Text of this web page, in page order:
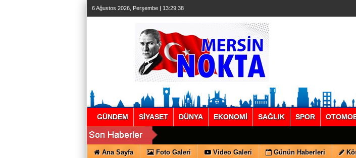
6 Ağustos 2026, Perşembe | 13:29:39
GÜNDEM SİYASET DÜNYA EKONOMİ SAĞLIK SPOR
Ana Sayfa Foto Galeri Video Galeri Günün Haberleri